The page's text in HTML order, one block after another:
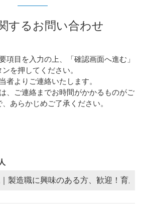
するお問い合わせ
項目を入力の上、「確認画面へ進む」
を押してください。
者よりご連絡いたします。
、ご連絡までお時間がかかるものがご
あらかじめご了承ください。